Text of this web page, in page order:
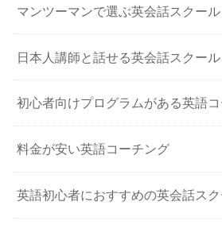
マンツーマンで選ぶ英会話スクール
日本人講師と話せる英会話スクール
初心者向けプログラムがある英語
料金が安い英語コーチング
英語初心者におすすめの英会話ス